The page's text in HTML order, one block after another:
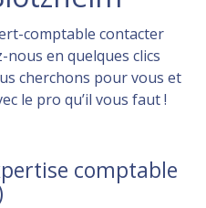
comptable contacter
en quelques clics
cherchons pour vous et
le pro qu’il vous faut !
comptable